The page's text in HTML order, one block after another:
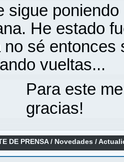
sigue
He estado
no sé entonces
vueltas...
Para este
gracias!
DE PRENSA/ Novedades /